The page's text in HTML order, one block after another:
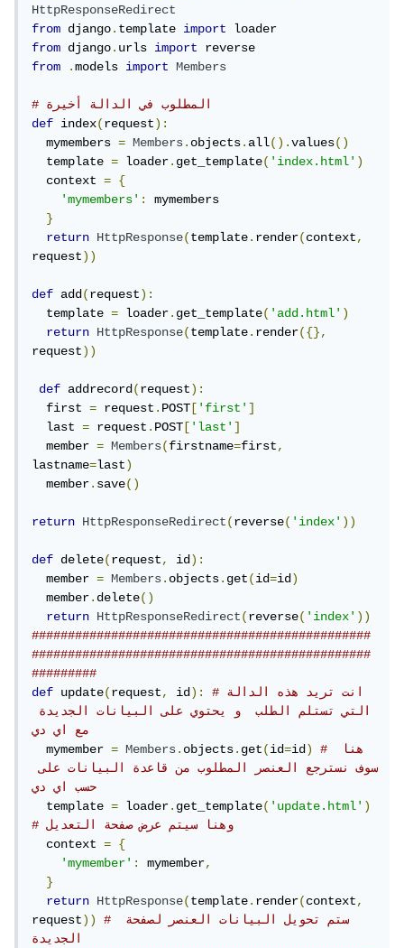
HttpResponseRedirect
from django.template import
from django.urls import
from
.models import Members
def index(request):
  mymembers
= Members.objects.all().values()
  template
= loader.get_template('index.html')
  context
=
{
'mymembers':
mymembers
}
return
HttpResponse(template.render(context,
request))
def add(request):
  template
= loader.get_template('add.html')
return
HttpResponse(template.render({},
request))
def addrecord(request):
  first
= request.POST ['first']
  last
= request.POST ['last']
  member
= Members(firstname=first,
lastname=last)
  member
.save()
return HttpResponseRedirect(reverse('index'))
def delete(request, id):
  member
= Members.objects.get(id=id)
  member
.delete()
return
HttpResponseRedirect(reverse('index'))
###############################################
###############################################
#########
def update(request, id):
#انت تريد هذه الدالة
التي تستلم الطلب  و يحتوي على البيانات الجديدة
  mymember
= Members.objects.get(id=id)
# هنا
سوف نسترجع العنصر المطلوب من قاعدة البيانات على
حسب اي دي
  template
= loader.get_template('update.html')
# وهنا سيتم عرض صفحة التعديل
  context
=
{
'mymember': mymember,
}
return
HttpResponse(template.render(context,
request))
# ستم تحويل البيانات العنصر لصفحة
الجديدة